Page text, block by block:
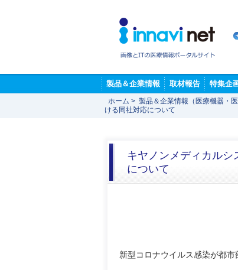
製品＆企業情報 取材報告 特集企
ホーム > 製品＆企業情報（医療機器・
ける同社対応について
キヤノンメディカル
について
新型コロナウイルス感染が都